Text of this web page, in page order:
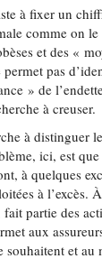
à fixer un
comme on
et des «
permet pas
» de
à creuser.
à distinguer
ici, est
à quelques
à
partie des
aux
souhaitent et